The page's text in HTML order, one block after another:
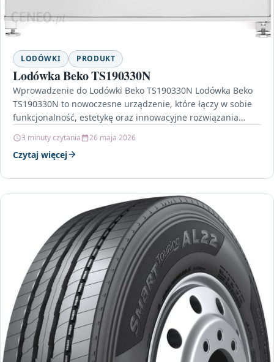
LODÓWKI PRODUKT
Lodówka Beko TS190330N
Wprowadzenie do Lodówki Beko TS190330N Lodówka Beko
TS190330N to nowoczesne urządzenie, które łączy w sobie
funkcjonalność, estetykę oraz innowacyjne rozwiązania
3 minuty czytania 26 maja 2026
Czytaj więcej